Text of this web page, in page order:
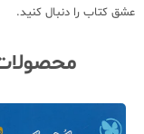
عشق کتاب را دنبال کنید.